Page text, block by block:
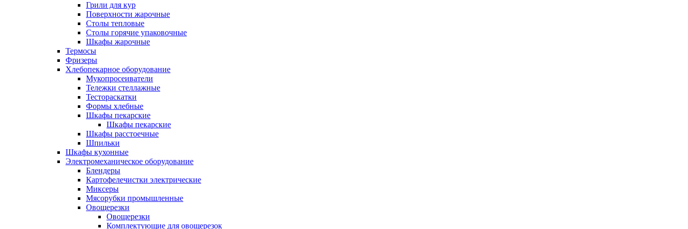
Грили для кур
Поверхности жарочные
Столы тепловые
Столы горячие упаковочные
Шкафы жарочные
Термосы
Фризеры
Хлебопекарное оборудование
Мукопросеиватели
Тележки стеллажные
Тестораскатки
Формы хлебные
Шкафы пекарские
Шкафы пекарские
Шкафы расстоечные
Шпильки
Шкафы кухонные
Электромеханическое оборудование
Блендеры
Картофелечистки электрические
Миксеры
Мясорубки промышленные
Овощерезки
Овощерезки
Комплектующие для овощерезок